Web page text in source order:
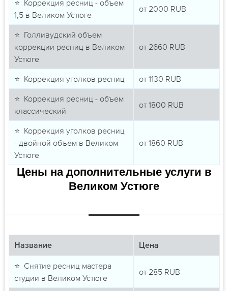
⭐ Коррекция ресниц - объем
1,5 в Великом Устюге
от 2000 RUB
⭐ Голливудский объем
коррекции ресниц в Великом
Устюге
от 2660 RUB
⭐ Коррекция уголков ресниц от 1130 RUB
⭐ Коррекция ресниц - объем
классический
от 1800 RUB
⭐ Коррекция уголков ресниц
- двойной объем в Великом
Устюге
от 1860 RUB
Цены на дополнительные услуги в
Великом Устюге
Название Цена
⭐ Снятие ресниц мастера
студии в Великом Устюге
от 285 RUB